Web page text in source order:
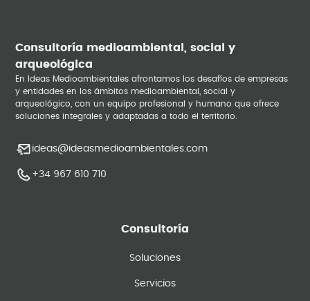
Consultoría medioambiental, social y
arqueológica
En Ideas Medioambientales afrontamos los desafíos de empresas
y entidades en los ámbitos medioambiental, social y
arqueológico, con un equipo profesional y humano que ofrece
soluciones integrales y adaptadas a todo el territorio.
ideas@ideasmedioambientales.com
+34 967 610 710
Consultoría
Soluciones
Servicios